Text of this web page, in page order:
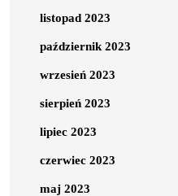
listopad 2023
październik 2023
wrzesień 2023
sierpień 2023
lipiec 2023
czerwiec 2023
maj 2023